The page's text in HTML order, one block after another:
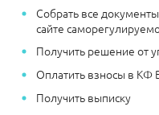
Собрать все
сайте
Получить решение от
Оплатить взносы в
Получить выписку